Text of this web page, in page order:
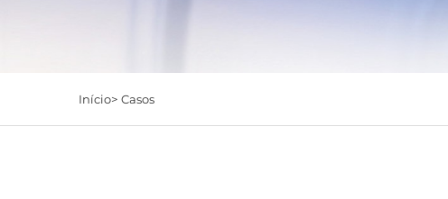
Início> Casos